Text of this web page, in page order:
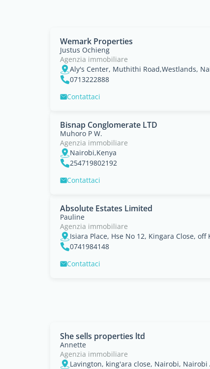
Wemark Properties
Justus Ochieng
Agenzia immobiliare
Aly's Center, Muthithi Road,Westlands,
0713222888
Contattaci
Bisnap Conglomerate LTD
Muhoro P W.
Agenzia immobiliare
Nairobi,Kenya
254719802192
Contattaci
Absolute Estates Limited
Pauline
Agenzia immobiliare
0741984148
Contattaci
She sells properties ltd
Annette
Agenzia immobiliare
Lavington, king'ara close, Nairobi, Nairobi